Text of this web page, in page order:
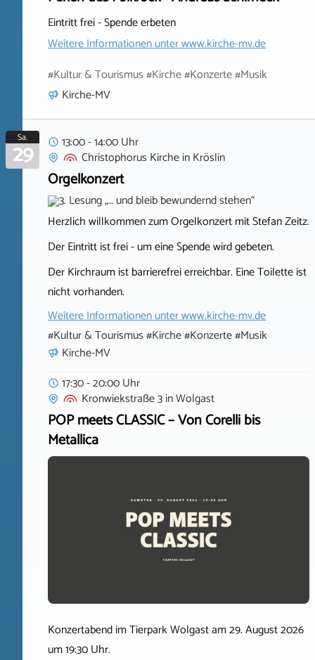
Eintritt frei - Spende erbeten
Weitere Informationen unterwww.kirche-mv.de
#Kultur & Tourismus #Kirche #Konzerte #Musik
Kirche-MV
Sa.
29
13:00 - 14:00 Uhr
Christophorus KircheinKröslin
Orgelkonzert
Herzlich willkommen zum Orgelkonzert mit Stefan Zeitz.
Der Eintritt ist frei - um eine Spende wird gebeten.
Der Kirchraum ist barrierefrei erreichbar. Eine Toilette ist
nicht vorhanden.
Weitere Informationen unterwww.kirche-mv.de
#Kultur & Tourismus #Kirche #Konzerte #Musik
Kirche-MV
17:30 - 20:00 Uhr
Kronwiekstraße 3inWolgast
POP meets CLASSIC – Von Corelli bis
Metallica
Konzertabend im Tierpark Wolgast am 29. August 2026
um 19:30 Uhr.